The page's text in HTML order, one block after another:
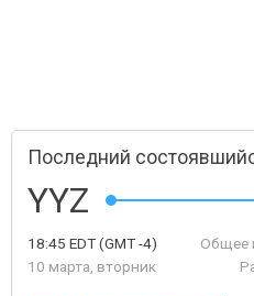
Последний
YYZ
18:45 EDT(GMT -4)
10 марта, вторник
Общее